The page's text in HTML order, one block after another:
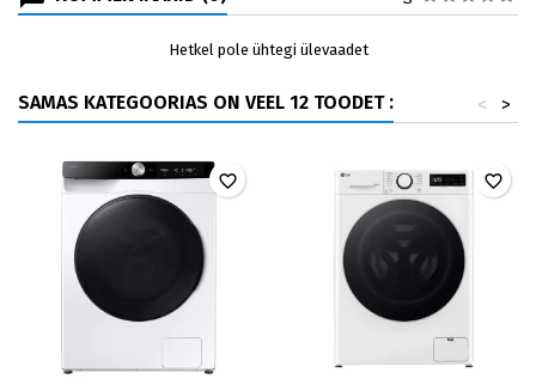
Hetkel pole ühtegi ülevaadet
SAMAS KATEGOORIAS ON VEEL 12 TOODET : >
<
favorite_border favorite_border